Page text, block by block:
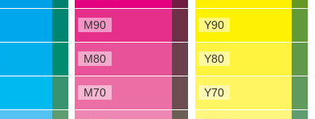
M90
M80
M70
Y90
Y80
Y70